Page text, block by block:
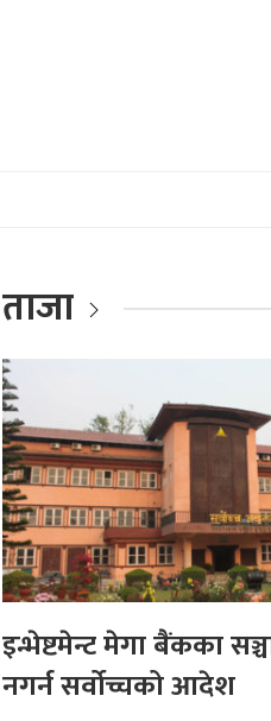
ताजा
इन्भेष्टमेन्ट मेगा बैंकका
नगर्न सर्वोच्चको आदेश